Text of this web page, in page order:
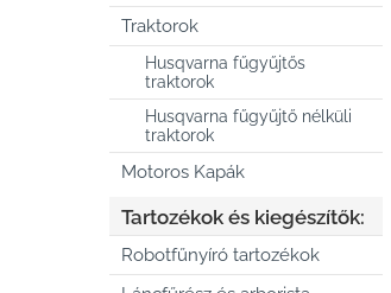
Traktorok
Husqvarna fűgyűjtős
traktorok
Husqvarna fűgyűjtő nélküli
traktorok
Motoros Kapák
Tartozékok és kiegészítők:
Robotfűnyíró tartozékok